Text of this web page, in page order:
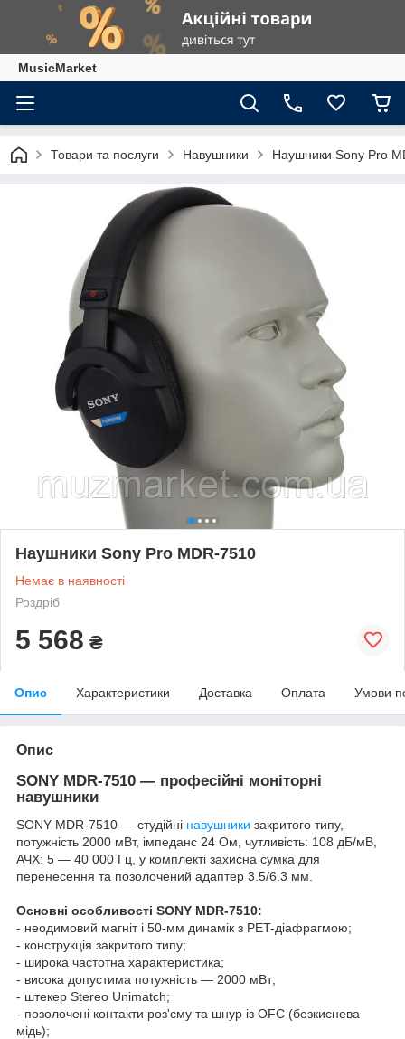
MusicMarket
Товари та послуги Навушники Наушники Sony Pro
Наушники Sony Pro MDR-7510
Немає в наявності
Роздріб
5 568 ₴
Опис Характеристики Доставка Оплата Умови
Опис
SONY MDR-7510 — професійні моніторні
навушники
SONY MDR-7510 — студійні навушники закритого типу,
потужність 2000 мВт, імпеданс 24 Ом, чутливість: 108 дБ/мВ,
АЧХ: 5 — 40 000 Гц, у комплекті захисна сумка для
перенесення та позолочений адаптер 3.5/6.3 мм.
Основні особливості SONY MDR-7510:
- неодимовий магніт і 50-мм динамік з PET-діафрагмою;
- конструкція закритого типу;
- широка частотна характеристика;
- висока допустима потужність — 2000 мВт;
- штекер Stereo Unimatch;
- позолочені контакти роз'єму та шнур із OFC (безкиснева
мідь);